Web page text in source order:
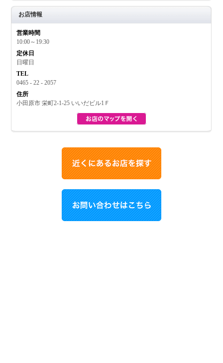
お買い物
お店情報
営業時間
10:00～19:30
定休日
日曜日
TEL
0465 - 22 - 2057
住所
小田原市 栄町2-1-25 いいだビル1Ｆ